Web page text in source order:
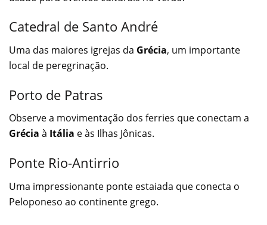
Catedral de Santo André
Uma das maiores igrejas da Grécia, um importante
local de peregrinação.
Porto de Patras
Observe a movimentação dos ferries que conectam a
Grécia à Itália e às Ilhas Jônicas.
Ponte Rio-Antirrio
Uma impressionante ponte estaiada que conecta o
Peloponeso ao continente grego.